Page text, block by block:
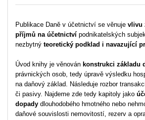
Publikace Daně v účetnictví se věnuje vlivu
příjmů na účetnictví podnikatelských
nezbytný teoretický podklad i navazující
Úvod knihy je věnován konstrukci základu
právnických osob, tedy úpravě výsledku
na daňový základ. Následuje rozbor
či pasivy. Najdeme zde tedy kapitoly jako
dopady dlouhodobého hmotného nebo
daňové souvislosti nemovitostí, rezerv a